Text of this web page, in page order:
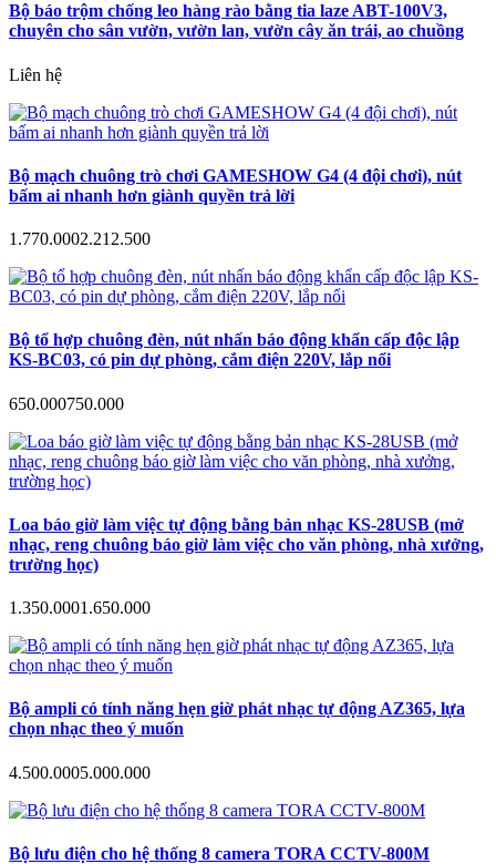
Bộ báo trộm chống leo hàng rào bằng tia laze ABT-100V3,
chuyên cho sân vườn, vườn lan, vườn cây ăn trái, ao chuồng
Liên hệ
Bộ mạch chuông trò chơi GAMESHOW G4 (4 đội chơi), nút
bấm ai nhanh hơn giành quyền trả lời
1.770.0002.212.500
Bộ tổ hợp chuông đèn, nút nhấn báo động khẩn cấp độc lập
KS-BC03, có pin dự phòng, cắm điện 220V, lắp nổi
650.000750.000
Loa báo giờ làm việc tự động bằng bản nhạc KS-28USB (mở
nhạc, reng chuông báo giờ làm việc cho văn phòng, nhà xưởng,
trường học)
1.350.0001.650.000
Bộ ampli có tính năng hẹn giờ phát nhạc tự động AZ365, lựa
chọn nhạc theo ý muốn
4.500.0005.000.000
Bộ lưu điện cho hệ thống 8 camera TORA CCTV-800M